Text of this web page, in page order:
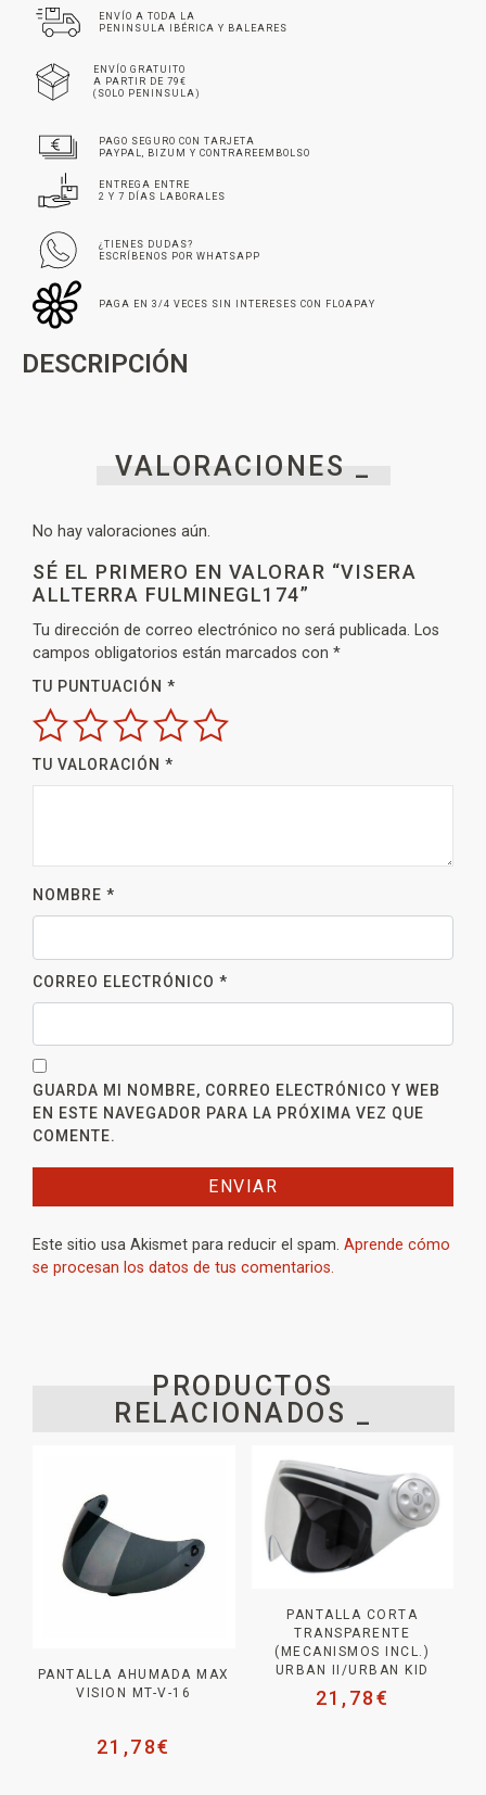
ENVÍO A TODA LA
PENINSULA IBÉRICA Y BALEARES
ENVÍO GRATUITO
A PARTIR DE 79€
(SOLO PENINSULA)
PAGO SEGURO CON TARJETA
PAYPAL, BIZUM Y CONTRAREEMBOLSO
ENTREGA ENTRE
2 Y 7 DÍAS LABORALES
¿TIENES DUDAS?
ESCRÍBENOS POR WHATSAPP
PAGA EN 3/4 VECES SIN INTERESES CON FLOAPAY
DESCRIPCIÓN
VALORACIONES _
No hay valoraciones aún.
SÉ EL PRIMERO EN VALORAR “VISERA
ALLTERRA FULMINEGL174”
Tu dirección de correo electrónico no será publicada. Los
campos obligatorios están marcados con *
TU PUNTUACIÓN *
TU VALORACIÓN *
NOMBRE *
CORREO ELECTRÓNICO *
GUARDA MI NOMBRE, CORREO ELECTRÓNICO Y WEB
EN ESTE NAVEGADOR PARA LA PRÓXIMA VEZ QUE
COMENTE.
Este sitio usa Akismet para reducir el spam. Aprende cómo
se procesan los datos de tus comentarios.
PRODUCTOS
RELACIONADOS _
PANTALLA AHUMADA MAX
VISION MT-V-16
21,78€
PANTALLA CORTA
TRANSPARENTE
(MECANISMOS INCL.)
URBAN II/URBAN KID
21,78€